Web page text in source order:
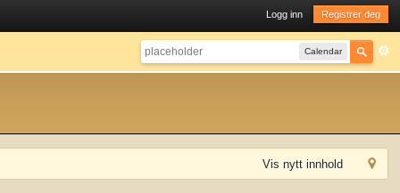
Logg inn Registrer deg
Calendar
Vis nytt innhold